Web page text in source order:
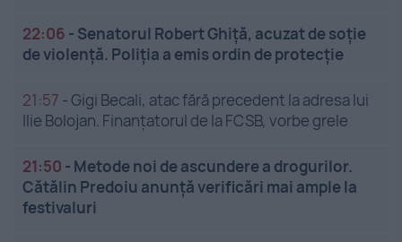
22:06 - Senatorul Robert Ghiță, acuzat de soție
de violență. Poliția a emis ordin de protecție
21:57 -Gigi Becali, atac fără precedent la adresa lui
Ilie Bolojan. Finanțatorul de la FCSB, vorbe grele
21:50 - Metode noi de ascundere a drogurilor.
Cătălin Predoiu anunță verificări mai ample la
festivaluri